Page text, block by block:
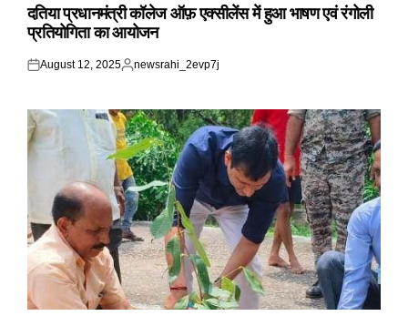
दतिया प्रधानमंत्री कॉलेज ऑफ़ एक्सीलेंस में हुआ भाषण एवं रंगोली
प्रतियोगिता का आयोजन
Posted
August 12, 2025
Posted
newsrahi_2evp7j